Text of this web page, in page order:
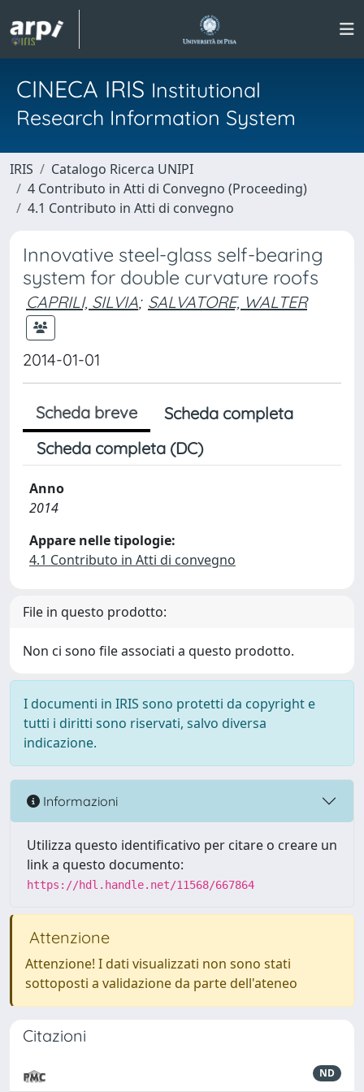
CINECA IRIS Institutional
Research Information System
IRIS
Catalogo Ricerca UNIPI
4 Contributo in Atti di Convegno (Proceeding)
4.1 Contributo in Atti di convegno
Innovative steel-glass self-bearing
system for double curvature roofs
CAPRILI, SILVIA; SALVATORE, WALTER
2014-01-01
Scheda breve
Scheda completa
Scheda completa (DC)
Anno
2014
Appare nelle tipologie:
4.1 Contributo in Atti di convegno
File in questo prodotto:
Non ci sono file associati a questo prodotto.
I documenti in IRIS sono protetti da copyright e
tutti i diritti sono riservati, salvo diversa
indicazione.
Informazioni
Utilizza questo identificativo per citare o creare un
link a questo documento:
https://hdl.handle.net/11568/667864
Attenzione
Attenzione! I dati visualizzati non sono stati
sottoposti a validazione da parte dell'ateneo
Citazioni
ND